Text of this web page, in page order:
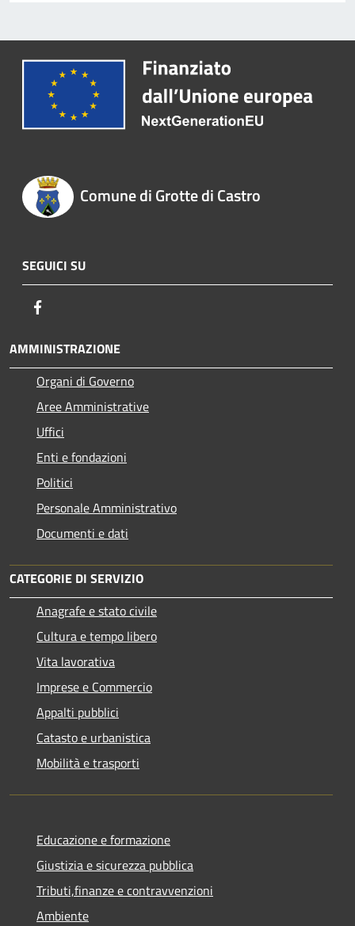
Comune di Grotte di Castro
SEGUICI SU
AMMINISTRAZIONE
Organi di Governo
Aree Amministrative
Uffici
Enti e fondazioni
Politici
Personale Amministrativo
Documenti e dati
CATEGORIE DI SERVIZIO
Anagrafe e stato civile
Cultura e tempo libero
Vita lavorativa
Imprese e Commercio
Appalti pubblici
Catasto e urbanistica
Mobilità e trasporti
Educazione e formazione
Giustizia e sicurezza pubblica
Tributi,finanze e contravvenzioni
Ambiente